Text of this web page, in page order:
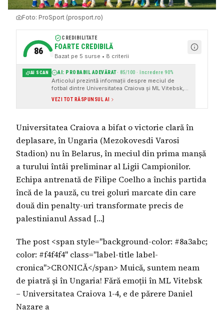
Foto: ProSport (prosport.ro)
86
CREDIBILITATE
FOARTE CREDIBILĂ
Bazat pe 5 surse • 8 criterii
AI SCAN AI: PROBABIL ADEVĂRAT· 85/100 · încredere90%
Articolul prezintă informații despre meciul de
fotbal dintre Universitatea Craiova și ML Vitebsk,
cu surse instituționale și citate clare, fără semne
de manipulare emoțională sau senzaționalism.
VEZI TOT RĂSPUNSUL AI
Universitatea Craiova a bifat o victorie clară în
deplasare, în Ungaria (Mezokovesdi Varosi
Stadion) nu în Belarus, în meciul din prima manșă
a turului întâi preliminar al Ligii Campionilor.
Echipa antrenată de Filipe Coelho a închis partida
încă de la pauză, cu trei goluri marcate din care
două din penalty-uri transformate precis de
palestinianul Assad […]
The post <span style="background-color: #8a3abc;
color: #f4f4f4" class="label-title label-
cronica">CRONICĂ</span> Muică, suntem neam
de piatră și în Ungaria! Fără emoții în ML Vitebsk
– Universitatea Craiova 1-4, e de părere Daniel
Nazare a